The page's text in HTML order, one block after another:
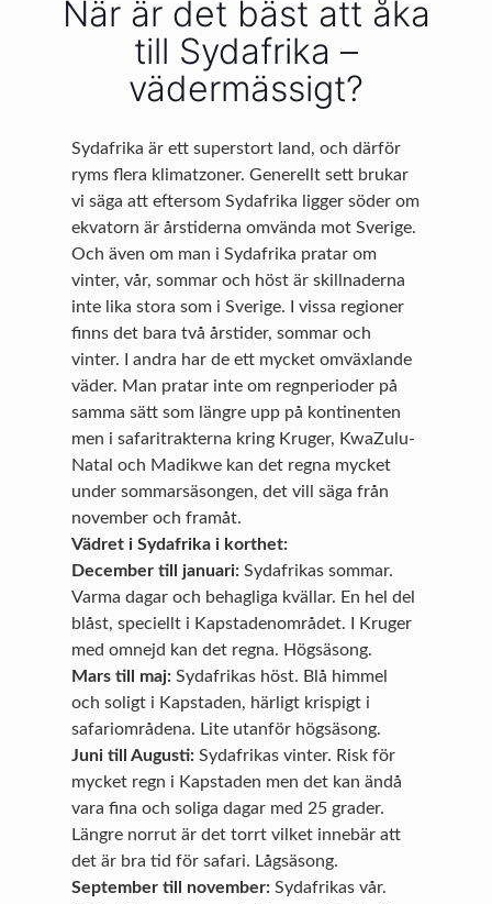
När är det bäst att åka
till Sydafrika –
vädermässigt?
Sydafrika är ett superstort land, och därför
ryms flera klimatzoner. Generellt sett brukar
vi säga att eftersom Sydafrika ligger söder om
ekvatorn är årstiderna omvända mot Sverige.
Och även om man i Sydafrika pratar om
vinter, vår, sommar och höst är skillnaderna
inte lika stora som i Sverige. I vissa regioner
finns det bara två årstider, sommar och
vinter. I andra har de ett mycket omväxlande
väder. Man pratar inte om regnperioder på
samma sätt som längre upp på kontinenten
men i safaritrakterna kring Kruger, KwaZulu-
Natal och Madikwe kan det regna mycket
under sommarsäsongen, det vill säga från
november och framåt.
Vädret i Sydafrika i korthet:
December till januari: Sydafrikas sommar.
Varma dagar och behagliga kvällar. En hel del
blåst, speciellt i Kapstadenområdet. I Kruger
med omnejd kan det regna. Högsäsong.
Mars till maj: Sydafrikas höst. Blå himmel
och soligt i Kapstaden, härligt krispigt i
safariområdena. Lite utanför högsäsong.
Juni till Augusti: Sydafrikas vinter. Risk för
mycket regn i Kapstaden men det kan ändå
vara fina och soliga dagar med 25 grader.
Längre norrut är det torrt vilket innebär att
det är bra tid för safari. Lågsäsong.
September till november:Sydafrikas vår.